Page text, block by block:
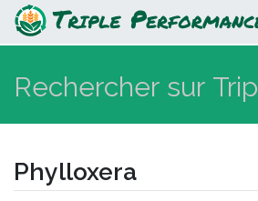
Phylloxera
Phylloxera